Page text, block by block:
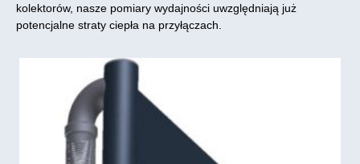
kolektorów, nasze pomiary wydajności uwzględniają już
potencjalne straty ciepła na przyłączach.